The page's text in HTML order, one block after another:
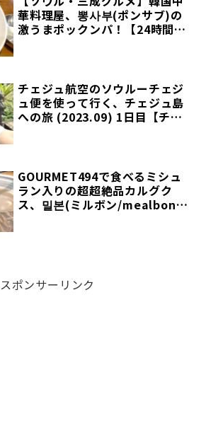
華料理屋、뽕사부(ポンサブ)の
激うまポックンパ！【24時間営
チェジュ航空のソウルーチェジ
ュ便を使って行く、チェジュ島
への旅 (2023.09) 1日目【チェ
GOURMET494で食べるミシュ
ラン入りの超超絶品カルグク
ス、밀본(ミルボン/mealbon)
スポンサーリンク